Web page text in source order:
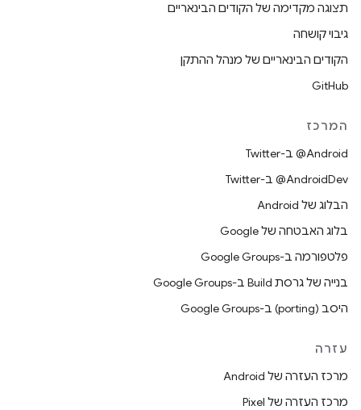
תצוגה מקדימה של הקודים הבינאריים
גיבוי קושחה
הקודים הבינאריים של מנהל ההתקן
GitHub
המרכז
‎@Android ב-Twitter
‎@AndroidDev ב-Twitter
הבלוג של Android
בלוג האבטחה של Google
פלטפורמה ב-Google Groups
בנייה של גרסת Build ב-Google Groups
היסב (porting) ב-Google Groups
עזרה
מרכז העזרה של Android
מרכז העזרה של Pixel